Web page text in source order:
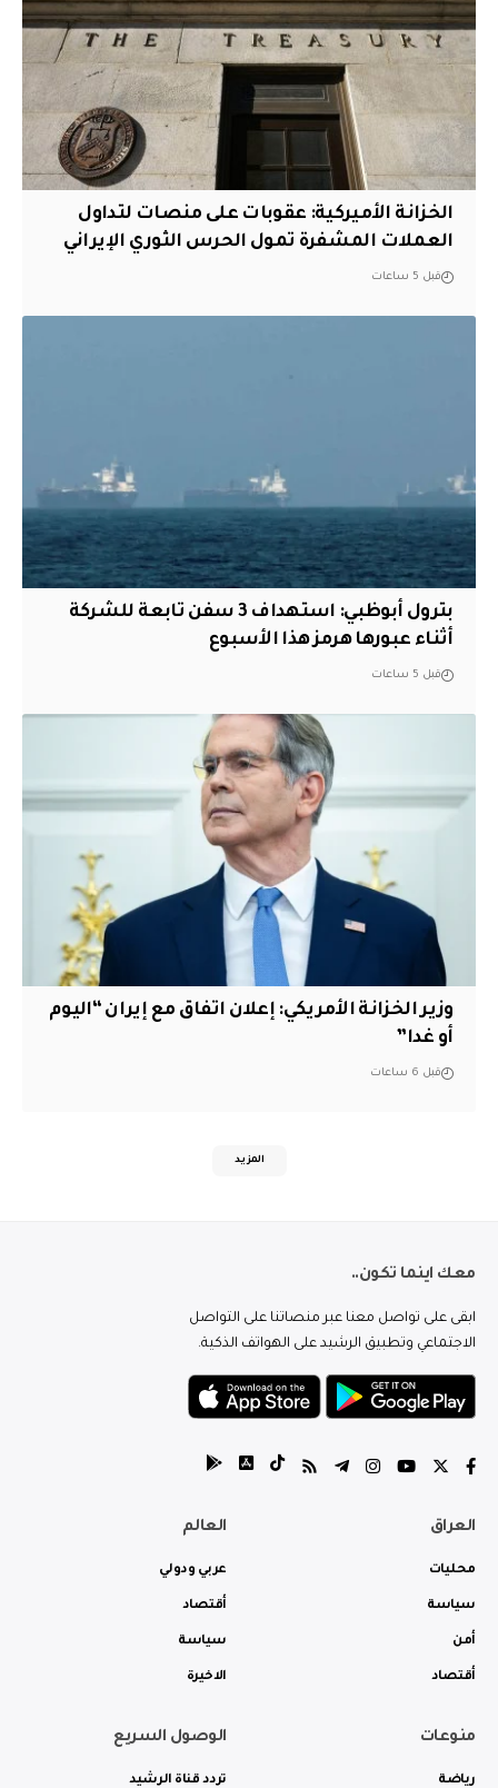
الخزانة الأميركية: عقوبات على منصات لتداول
العملات المشفرة تمول الحرس الثوري الإيراني
قبل 5 ساعات
بترول أبوظبي: استهداف 3 سفن تابعة للشركة
أثناء عبورها هرمز هذا الأسبوع
قبل 5 ساعات
وزير الخزانة الأمريكي: إعلان اتفاق مع إيران “اليوم
أو غدا”
قبل 6 ساعات
المزيد
معك اينما تكون..
ابقى على تواصل معنا عبر منصاتنا على التواصل
الاجتماعي وتطبيق الرشيد على الهواتف الذكية.
العراق
محليات
سياسة
أمن
أقتصاد
العالم
عربي ودولي
أقتصاد
سياسة
الاخيرة
منوعات
رياضة
الوصول السريع
تردد قناة الرشيد